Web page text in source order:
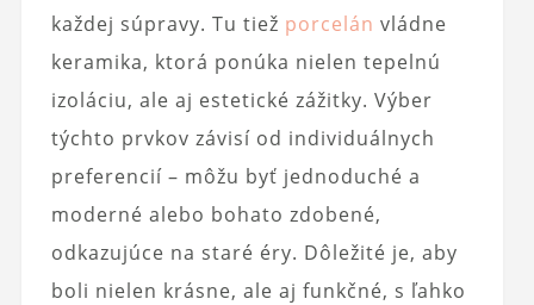
každej súpravy. Tu tiež porcelán vládne
keramika, ktorá ponúka nielen tepelnú
izoláciu, ale aj estetické zážitky. Výber
týchto prvkov závisí od individuálnych
preferencií – môžu byť jednoduché a
moderné alebo bohato zdobené,
odkazujúce na staré éry. Dôležité je, aby
boli nielen krásne, ale aj funkčné, s ľahko